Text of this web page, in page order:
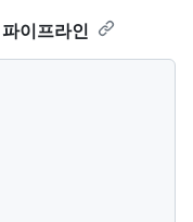
이프라인